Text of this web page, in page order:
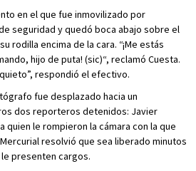
en el que fue inmovilizado por
seguridad y quedó boca abajo sobre el
rodilla encima de la cara. “¡Me estás
hijo de puta! (sic)“, reclamó Cuesta.
respondió el efectivo.
fue desplazado hacia un
dos reporteros detenidos: Javier
quien le rompieron la cámara con la que
resolvió que sea liberado minutos
presenten cargos.